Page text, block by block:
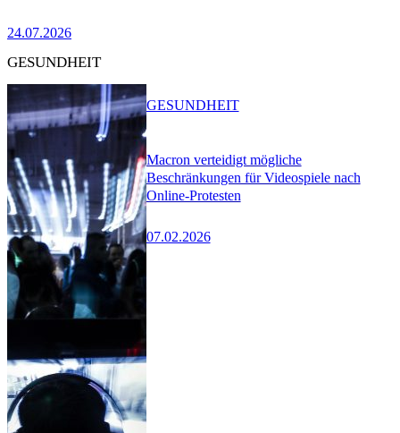
24.07.2026
GESUNDHEIT
Macron verteidigt mögliche
Beschränkungen für Videospiele nach
Online-Protesten
07.02.2026
GESUNDHEIT